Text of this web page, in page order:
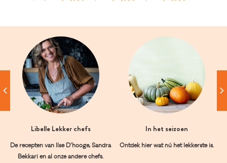
Libelle Lekker chefs
De recepten van Ilse D’hooge, Sandra
Bekkari en al onze andere chefs.
In het seizoen
Ontdek hier wat nú het lekkerste is.